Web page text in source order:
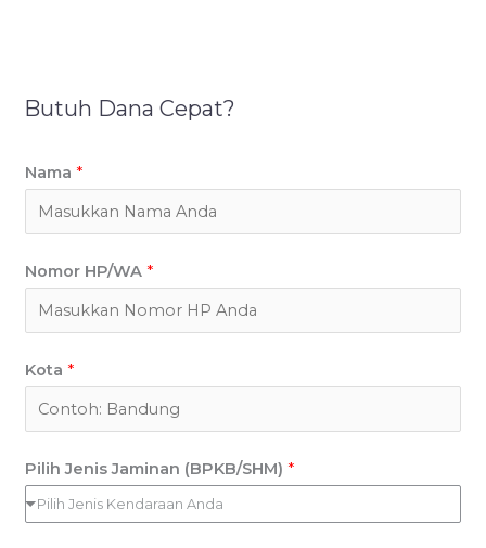
Butuh Dana Cepat?
Nama *
Nomor HP/WA *
Kota *
Pilih Jenis Jaminan (BPKB/SHM) *
Pilih Jenis Kendaraan Anda